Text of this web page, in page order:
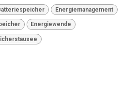
Energiemanagement
Energiewende